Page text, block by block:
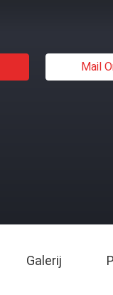
Mail
Galerij